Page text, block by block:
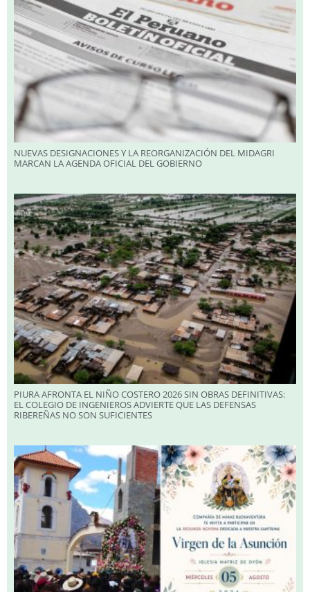
NUEVAS DESIGNACIONES Y LA REORGANIZACIÓN DEL MIDAGRI
MARCAN LA AGENDA OFICIAL DEL GOBIERNO
PIURA AFRONTA EL NIÑO COSTERO 2026 SIN OBRAS DEFINITIVAS:
EL COLEGIO DE INGENIEROS ADVIERTE QUE LAS DEFENSAS
RIBEREÑAS NO SON SUFICIENTES